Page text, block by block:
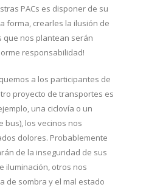
PACs es disponer de su
forma, crearles la ilusión de
que nos plantean serán
responsabilidad!
a los participantes de
proyecto de transportes es
una ciclovía o un
bus), los vecinos nos
dolores. Probablemente
de la inseguridad de sus
iluminación, otros nos
de sombra y el mal estado